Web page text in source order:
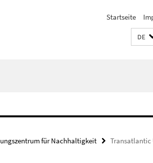
Startseite
DE
für Nachhaltigkeit Transatlantic